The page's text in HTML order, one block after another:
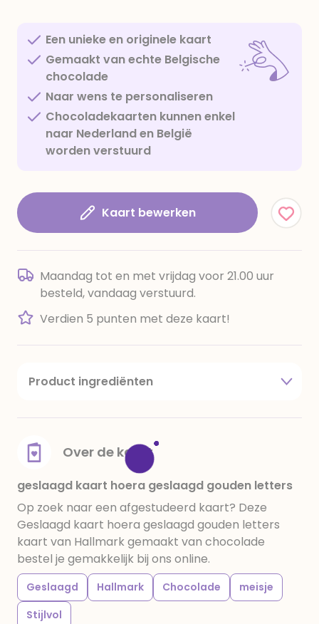
Een unieke en originele kaart
Gemaakt van echte Belgische
chocolade
Naar wens te personaliseren
Chocoladekaarten kunnen enkel
naar Nederland en België
worden verstuurd
Kaart bewerken
Maandag tot en met vrijdag voor 21.00 uur
besteld, vandaag verstuurd.
Verdien 5 punten met deze kaart!
Product ingrediënten
amandelen,cacaomassa, emulgator (sojalecithine),
voedingszuur: citroenzuur E 330, verdikkingsmiddel
E415, water, bevochtigingsmiddel E422, emulgator:
E433, kleurstoffen: E102, E110, E122: kan de activiteit en
concentratie van kinderen negatief beïnvloeden,
E133, E151. Chocolade bevat ten minste 34%
cacaobestanddelen. Kan sporen van gluten
bevatten. Koel en droog bewaren.
Over de kaart
geslaagd kaart hoera geslaagd gouden letters
Op zoek naar een afgestudeerd kaart? Deze
Geslaagd kaart hoera geslaagd gouden letters
kaart van Hallmark gemaakt van chocolade
bestel je gemakkelijk bij ons online.
Geslaagd Hallmark Chocolade
meisje
Stijlvol